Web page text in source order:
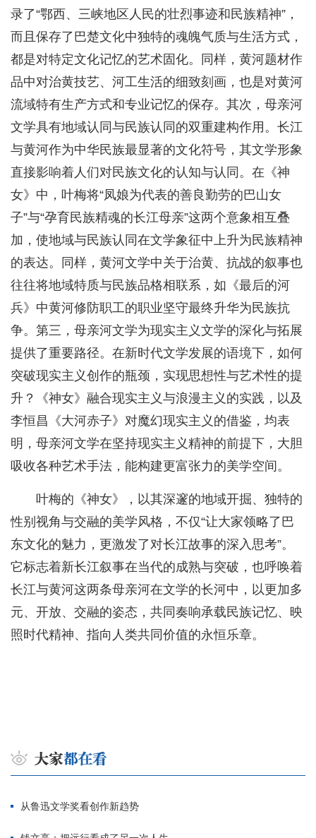
录了“鄂西、三峡地区人民的壮烈事迹和民族精神”，
而且保存了巴楚文化中独特的魂魄气质与生活方式，
都是对特定文化记忆的艺术固化。同样，黄河题材作
品中对治黄技艺、河工生活的细致刻画，也是对黄河
流域特有生产方式和专业记忆的保存。其次，母亲河
文学具有地域认同与民族认同的双重建构作用。长江
与黄河作为中华民族最显著的文化符号，其文学形象
直接影响着人们对民族文化的认知与认同。在《神
女》中，叶梅将“凤娘为代表的善良勤劳的巴山女
子”与“孕育民族精魂的长江母亲”这两个意象相互叠
加，使地域与民族认同在文学象征中上升为民族精神
的表达。同样，黄河文学中关于治黄、抗战的叙事也
往往将地域特质与民族品格相联系，如《最后的河
兵》中黄河修防职工的职业坚守最终升华为民族抗
争。第三，母亲河文学为现实主义文学的深化与拓展
提供了重要路径。在新时代文学发展的语境下，如何
突破现实主义创作的瓶颈，实现思想性与艺术性的提
升？《神女》融合现实主义与浪漫主义的实践，以及
李恒昌《大河赤子》对魔幻现实主义的借鉴，均表
明，母亲河文学在坚持现实主义精神的前提下，大胆
吸收各种艺术手法，能构建更富张力的美学空间。
叶梅的《神女》，以其深邃的地域开掘、独特的
性别视角与交融的美学风格，不仅“让大家领略了巴
东文化的魅力，更激发了对长江故事的深入思考”。
它标志着新长江叙事在当代的成熟与突破，也呼唤着
长江与黄河这两条母亲河在文学的长河中，以更加多
元、开放、交融的姿态，共同奏响承载民族记忆、映
照时代精神、指向人类共同价值的永恒乐章。
从鲁迅文学奖看创作新趋势